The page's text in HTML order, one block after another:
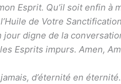
Esprit. Qu’il soit enfin
de Votre
digne de la
Esprits impurs. Amen,
d’éternité en